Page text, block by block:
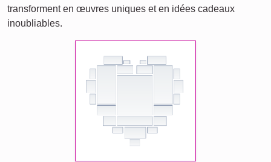
transforment en œuvres uniques et en idées cadeaux
inoubliables.